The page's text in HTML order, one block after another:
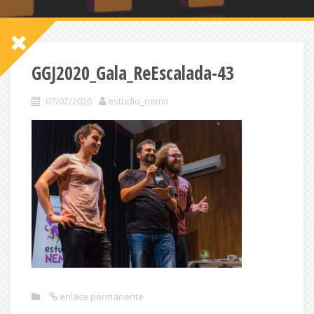
GGJ2020_Gala_ReEscalada-43
07/02/2020 estudio_nemo
enlace permanente